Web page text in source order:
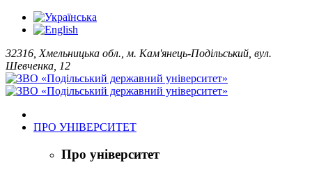
32316, Хмельницька обл., м. Кам'янець-Подільський, вул.
Шевченка, 12
ПРО УНІВЕРСИТЕТ
Про університет